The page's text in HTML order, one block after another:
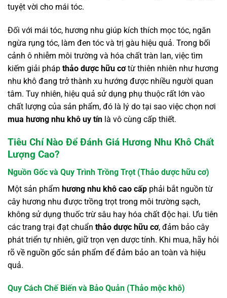
tuyệt vời cho mái tóc.
Đối với mái tóc, hương nhu giúp kích thích mọc tóc, ngăn
ngừa rụng tóc, làm đen tóc và trị gàu hiệu quả. Trong bối
cảnh ô nhiễm môi trường và hóa chất tràn lan, việc tìm
kiếm giải pháp thảo dược hữu cơtừ thiên nhiên như hương
nhu khô đang trở thành xu hướng được nhiều người quan
tâm. Tuy nhiên, hiệu quả sử dụng phụ thuộc rất lớn vào
chất lượng của sản phẩm, đó là lý do tại sao việc chọn nơi
mua hương nhu khô uy tín là vô cùng cấp thiết.
Tiêu Chí Nào Để Đánh Giá Hương Nhu Khô Chất
Lượng Cao?
Nguồn Gốc và Quy Trình Trồng Trọt (Thảo dược hữu cơ)
Một sản phẩm hương nhu khô cao cấp phải bắt nguồn từ
cây hương nhu được trồng trọt trong môi trường sạch,
không sử dụng thuốc trừ sâu hay hóa chất độc hại. Ưu tiên
các trang trại đạt chuẩn thảo dược hữu cơ, đảm bảo cây
phát triển tự nhiên, giữ trọn vẹn dược tính. Khi mua, hãy hỏi
rõ về nguồn gốc sản phẩm để đảm bảo an toàn và hiệu
quả.
Quy Cách Chế Biến và Bảo Quản (Thảo mộc khô)